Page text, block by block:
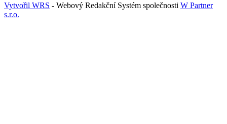
Vytvořil WRS - Webový Redakční Systém společnosti W Partner
s.r.o.